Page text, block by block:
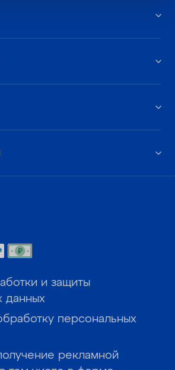
и защиты
данных
персональных
рекламной